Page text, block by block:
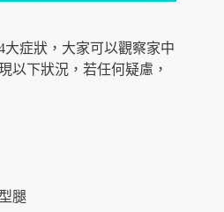
症狀，大家可以觀察家中
以下狀況，若任何疑慮，
腿